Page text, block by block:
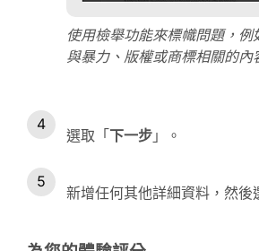
使用檢舉功能來標幟問題，例
與暴力、版權或商標相關的內
選取「 下一步 」。
新增任何其他詳細資料，然後